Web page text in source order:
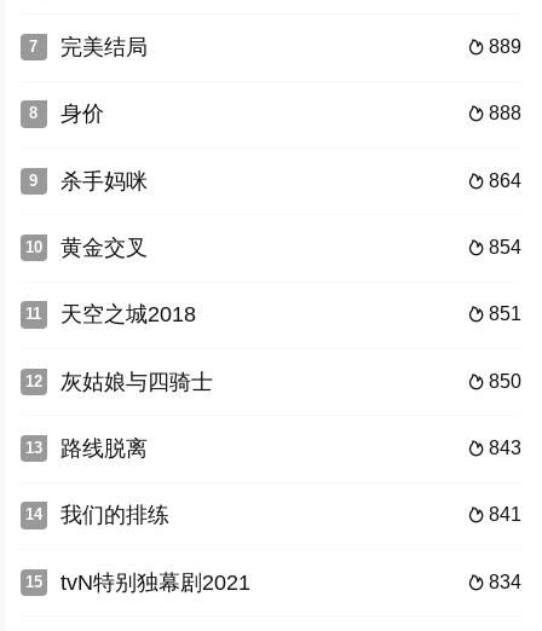
7  889
完美结局
8  888
身价
9  864
杀手妈咪
10  854
黄金交叉
11  851
天空之城2018
12  850
灰姑娘与四骑士
13  843
路线脱离
14  841
我们的排练
15  834
tvN特别独幕剧2021